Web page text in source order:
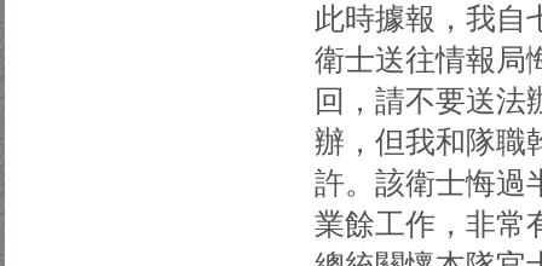
此時據報，我自
衛士送往情報局
回，請不要送法
辦，但我和隊職
許。該衛士悔過
業餘工作，非常